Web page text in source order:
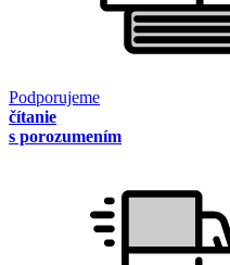
Podporujeme
čítanie
s porozumením